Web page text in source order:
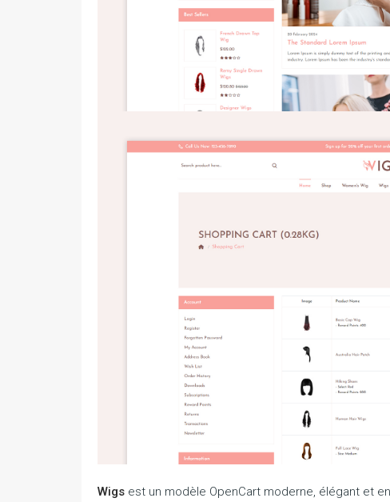
Wigs est un modèle OpenCart moderne, élégant et